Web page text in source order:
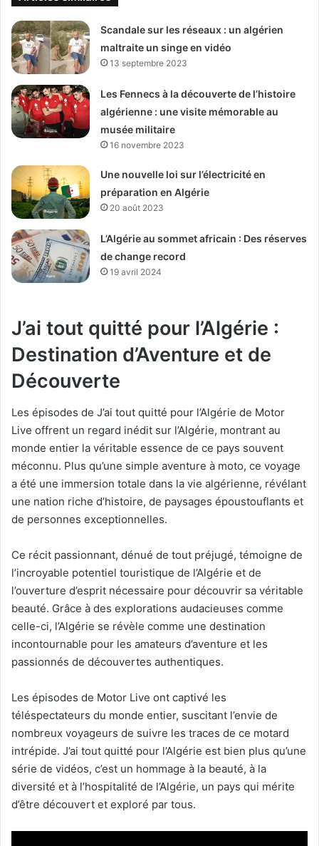
Scandale sur les réseaux : un algérien
maltraite un singe en vidéo
13 septembre 2023
Les Fennecs à la découverte de l’histoire
algérienne : une visite mémorable au
musée militaire
16 novembre 2023
Une nouvelle loi sur l’électricité en
préparation en Algérie
20 août 2023
L’Algérie au sommet africain : Des réserves
de change record
19 avril 2024
J’ai tout quitté pour l’Algérie :
Destination d’Aventure et de
Découverte
Les épisodes de J’ai tout quitté pour l’Algérie de Motor
Live offrent un regard inédit sur l’Algérie, montrant au
monde entier la véritable essence de ce pays souvent
méconnu. Plus qu’une simple aventure à moto, ce voyage
a été une immersion totale dans la vie algérienne, révélant
une nation riche d’histoire, de paysages époustouflants et
de personnes exceptionnelles.
Ce récit passionnant, dénué de tout préjugé, témoigne de
l’incroyable potentiel touristique de l’Algérie et de
l’ouverture d’esprit nécessaire pour découvrir sa véritable
beauté. Grâce à des explorations audacieuses comme
celle-ci, l’Algérie se révèle comme une destination
incontournable pour les amateurs d’aventure et les
passionnés de découvertes authentiques.
Les épisodes de Motor Live ont captivé les
téléspectateurs du monde entier, suscitant l’envie de
nombreux voyageurs de suivre les traces de ce motard
intrépide. J’ai tout quitté pour l’Algérie est bien plus qu’une
série de vidéos, c’est un hommage à la beauté, à la
diversité et à l’hospitalité de l’Algérie, un pays qui mérite
d’être découvert et exploré par tous.